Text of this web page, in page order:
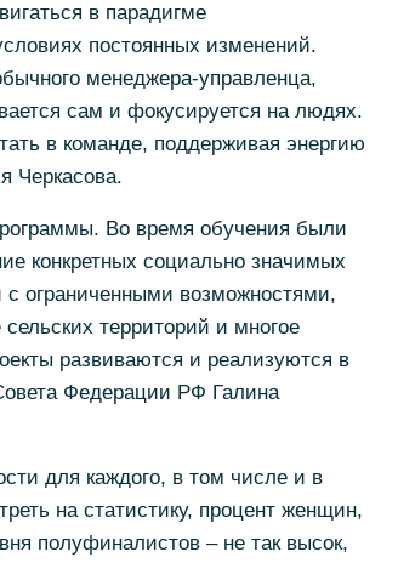
в парадигме
постоянных изменений.
менеджера-управленца,
сам и фокусируется на людях.
в команде, поддерживая энергию
Черкасова.
Во время обучения были
конкретных социально значимых
ограниченными возможностями,
территорий и многое
развиваются и реализуются в
Федерации РФ Галина
для каждого, в том числе и в
на статистику, процент женщин,
полуфиналистов – не так высок,